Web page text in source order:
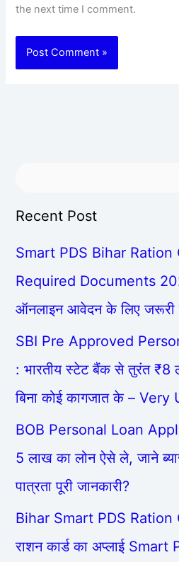
the next time I comment.
Recent Post
Smart PDS Bihar
Required Documents
ऑनलाइन आवेदन के लिए जरूरी
SBI Pre Approved
: भारतीय स्टेट बैंक से तुरंत ₹8
बिना कोई कागजात के – Very
BOB Personal Loan
5 लाख का लोन ऐसे ले, जाने
पात्रता पूरी जानकारी?
Bihar Smart PDS
राशन कार्ड का अप्लाई Smart